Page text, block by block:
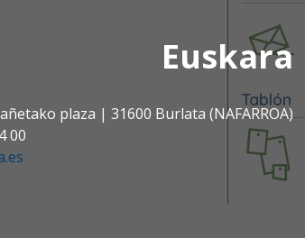
Euskara
plaza | 31600 Burlata (NAFARROA)
00
Tablón